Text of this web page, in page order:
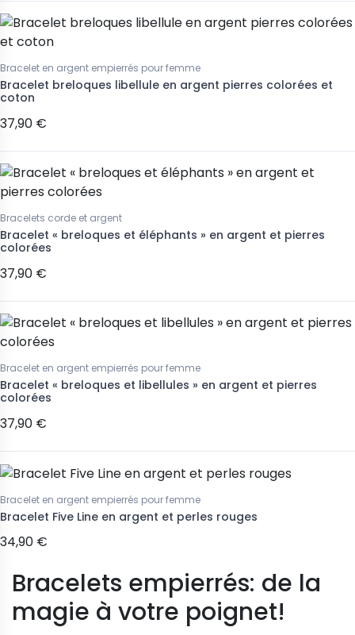
Bracelet en argent empierrés pour femme
Bracelet breloques libellule en argent pierres colorées et
coton
37,90 €
Bracelets corde et argent
Bracelet « breloques et éléphants » en argent et pierres
colorées
37,90 €
Bracelet en argent empierrés pour femme
Bracelet « breloques et libellules » en argent et pierres
colorées
37,90 €
Bracelet en argent empierrés pour femme
Bracelet Five Line en argent et perles rouges
34,90 €
Bracelets empierrés: de la
magie à votre poignet!